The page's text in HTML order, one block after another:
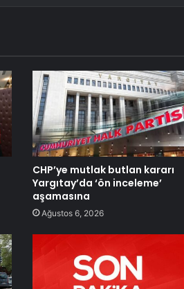
CHP’ye mutlak butlan kararı
Yargıtay’da ‘ön inceleme’
aşamasına
Ağustos 6, 2026